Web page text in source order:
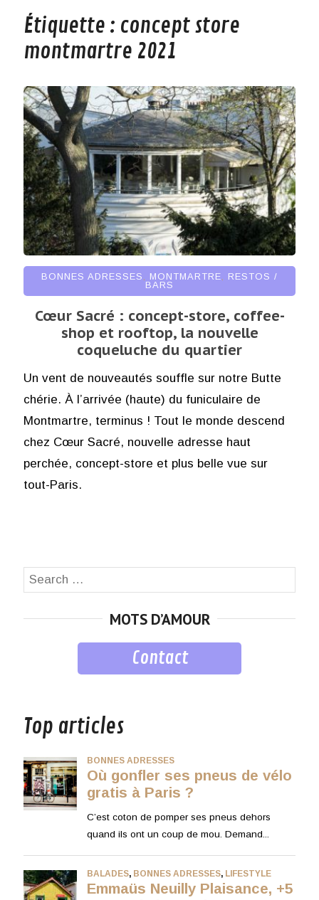
Étiquette : concept store
montmartre 2021
BONNES ADRESSES MONTMARTRE
RESTOS /
BARS
Cœur Sacré : concept-store, coffee-
shop et rooftop, la nouvelle
coqueluche du quartier
Un vent de nouveautés souffle sur notre Butte
chérie. À l’arrivée (haute) du funiculaire de
Montmartre, terminus ! Tout le monde descend
chez Cœur Sacré, nouvelle adresse haut
perchée, concept-store et plus belle vue sur
tout-Paris.
Search
MOTS D’AMOUR
Contact
Top articles